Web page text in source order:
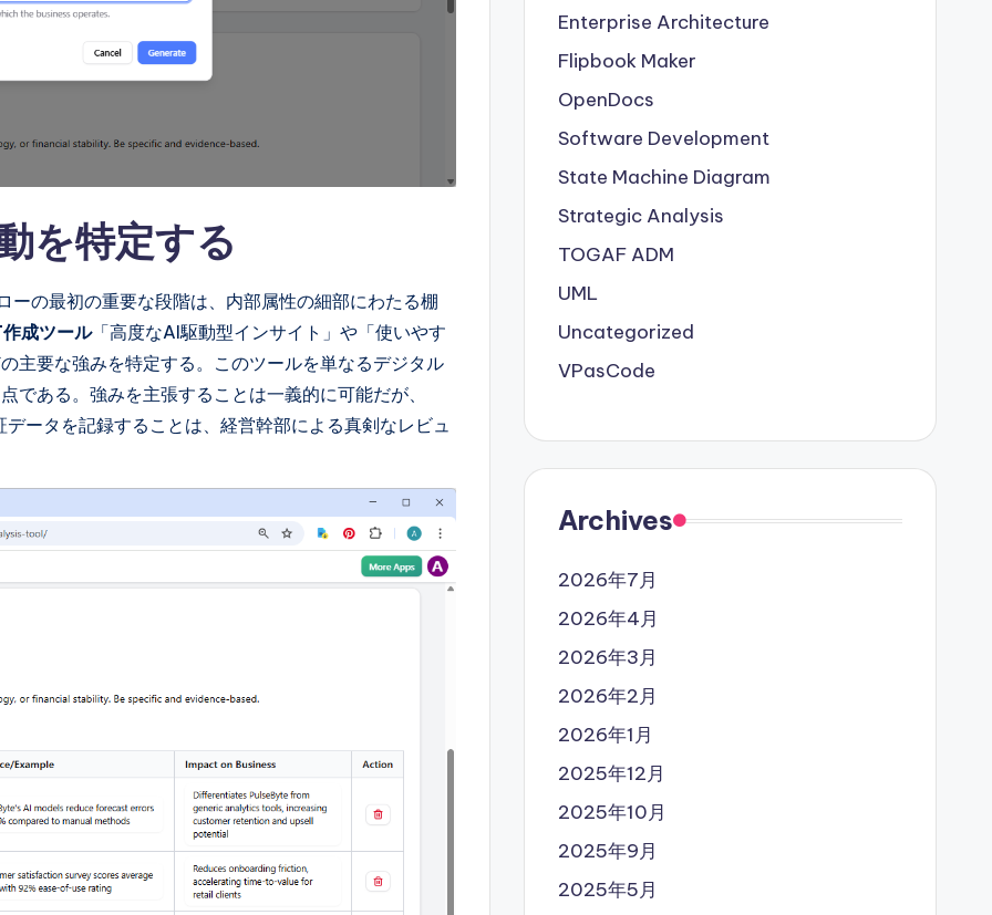
を特定する
の最初の重要な段階は、内部属性の細部にわたる棚
成ツール「高度なAI駆動型インサイト」や「使いやす
主要な強みを特定する。このツールを単なるデジタル
である。強みを主張することは一義的に可能だが、
ータを記録することは、経営幹部による真剣なレビュ
Enterprise Architecture
Flipbook Maker
OpenDocs
Software Development
State Machine Diagram
Strategic Analysis
TOGAF ADM
UML
Uncategorized
VPasCode
Archives
2026年7月
2026年4月
2026年3月
2026年2月
2026年1月
2025年12月
2025年10月
2025年9月
2025年5月